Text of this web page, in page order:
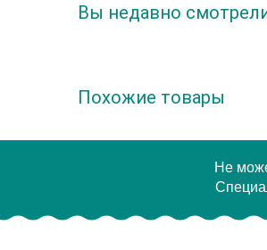
Вы недавно
Похожие товары
Не